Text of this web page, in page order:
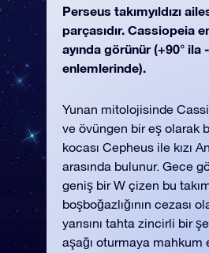
Perseus takımyıldızı
parçasıdır. Cassiopeia
ayında görünür (+90° ila
enlemlerinde).
Yunan mitolojisinde
ve övüngen bir eş olarak
kocası Cepheus ile kızı
arasında bulunur. Gece
geniş bir W çizen bu
boşboğazlığının cezası
yarısını tahta zincirli bir
aşağı oturmaya mahkum